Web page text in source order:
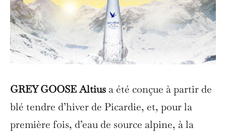
GREY GOOSE Altius a été conçue à partir de
blé tendre d’hiver de Picardie, et, pour la
première fois, d’eau de source alpine, à la